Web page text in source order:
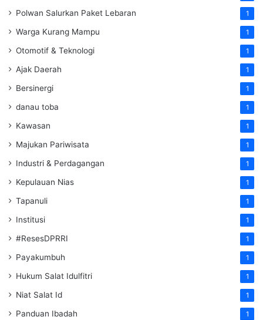
Polwan Salurkan Paket Lebaran 1
Warga Kurang Mampu 1
Otomotif & Teknologi 1
Ajak Daerah 1
Bersinergi 1
danau toba 1
Kawasan 1
Majukan Pariwisata 1
Industri & Perdagangan 1
Kepulauan Nias 1
Tapanuli 1
Institusi 1
#ResesDPRRI 1
Payakumbuh 1
Hukum Salat Idulfitri 1
Niat Salat Id 1
Panduan Ibadah 1